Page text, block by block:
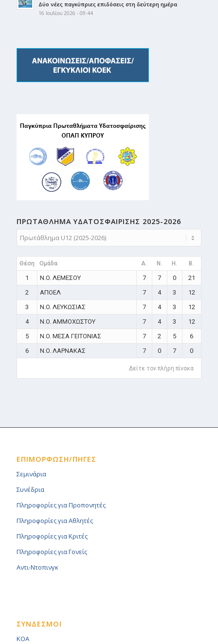
Δύο νέες παγκύπριες επιδόσεις στη δεύτερη ημέρα
16 Ιουλίου 2026 - 09:44
ΠΡΩΤΑΘΛΗMA ΥΔΑΤΟΣΦΑΙΡΙΣΗΣ 2025-2026
Θέση Ομάδα A. N. H. B.
1 N.O. ΛΕΜΕΣΟΥ 7 7 0
21
2
ΑΠΟΕΛ 7 4 3
12
3
N.O. ΛΕΥΚΩΣΙΑΣ 7 4 3
12
4
N.O. ΑΜΜΟΧΩΣΤΟΥ 7 4 3
12
5
N.O. ΜΕΣΑ ΓΕΙΤΟΝΙΑΣ 7 2 5
6
6
N.O. ΛΑΡΝΑΚΑΣ 7 0 7 0
Δείτε τον πλήρη πίνακα
ΕΠΙΜΟΡΦΩΣΗ/ΠΗΓΕΣ
Σεμινάρια
Συνέδρια
Πληροφορίες για Προπονητές
Πληροφορίες για Αθλητές
Πληροφορίες για Κριτές
Πληροφορίες για Γονείς
Αντι-Ντοπινγκ
ΣΥΝΔΕΣΜΟΙ
KOA